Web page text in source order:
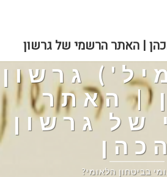
| האתר הרשמי של גרשון
גרשון
| האתר
של גרשון
הכהן
בביטחון הלאומי?